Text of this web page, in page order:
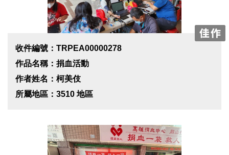
收件編號：TRPEA00000278
作品名稱：捐血活動
作者姓名：柯美伎
所屬地區：3510 地區